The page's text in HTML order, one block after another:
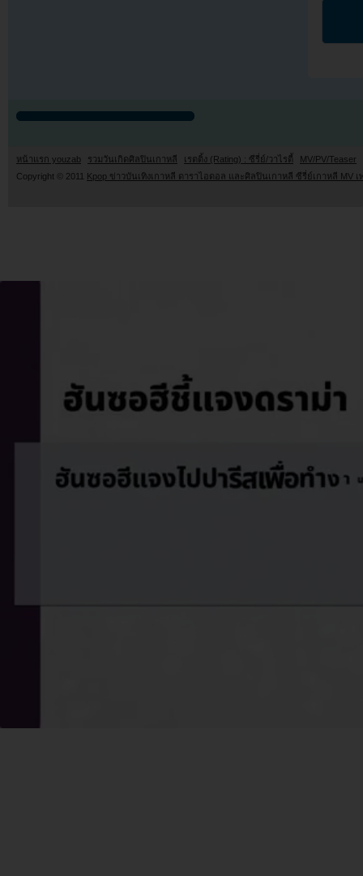
หน้าแรก youzab รวมวันเกิดศิลปินเกาหลี เรตติ้ง (Rating) : ซีรี่ย์/วาไรตี้
MV/PV/Teaser
Copyright © 2011 Kpop ข่าวบันเทิงเกาหลี ดาราไอดอล และศิลปินเกาหลี ซีรี่ย์เกาหลี MV